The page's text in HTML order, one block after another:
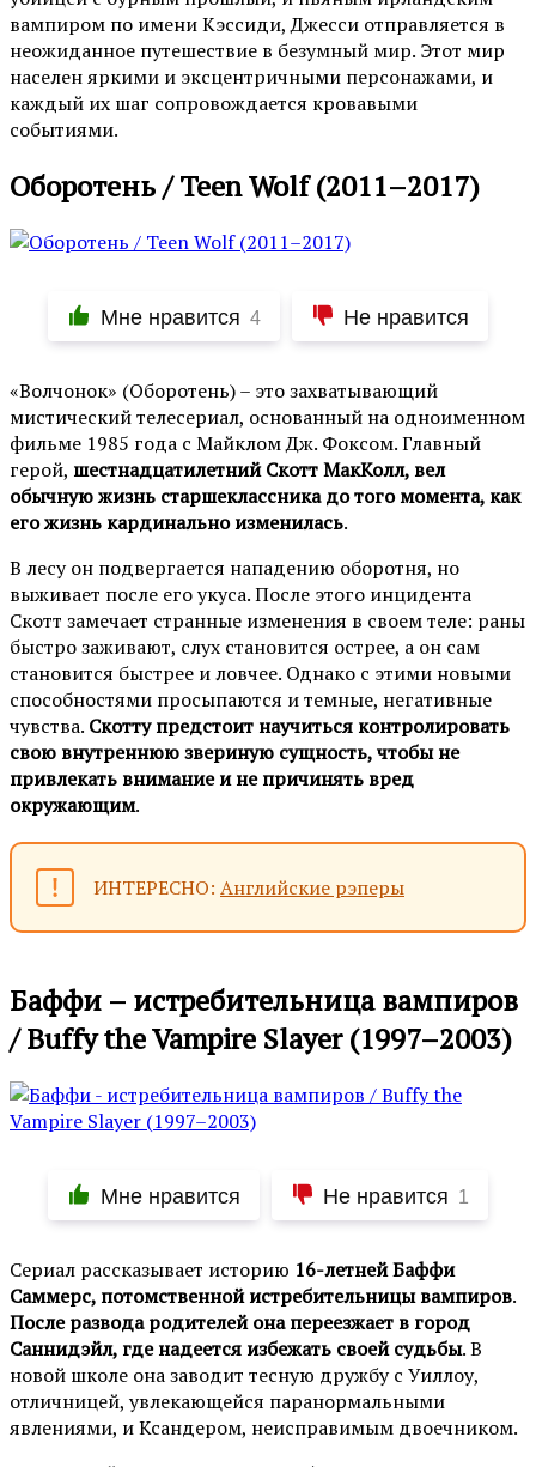
вампиром по имени Кэссиди, Джесси отправляется в
неожиданное путешествие в безумный мир. Этот мир
населен яркими и эксцентричными персонажами, и
каждый их шаг сопровождается кровавыми
событиями.
Оборотень / Teen Wolf (2011–2017)
Мне нравится 4 Не нравится
«Волчонок» (Оборотень) – это захватывающий
мистический телесериал, основанный на одноименном
фильме 1985 года с Майклом Дж. Фоксом. Главный
герой, шестнадцатилетний Скотт МакКолл, вел
обычную жизнь старшеклассника до того момента, как
его жизнь кардинально изменилась.
В лесу он подвергается нападению оборотня, но
выживает после его укуса. После этого инцидента
Скотт замечает странные изменения в своем теле: раны
быстро заживают, слух становится острее, а он сам
становится быстрее и ловчее. Однако с этими новыми
способностями просыпаются и темные, негативные
чувства. Скотту предстоит научиться контролировать
свою внутреннюю звериную сущность, чтобы не
привлекать внимание и не причинять вред
окружающим.
ИНТЕРЕСНО: Английские рэперы
Баффи – истребительница вампиров
/ Buffy the Vampire Slayer (1997–2003)
Мне нравится Не нравится 1
Сериал рассказывает историю 16-летней Баффи
Саммерс, потомственной истребительницы вампиров.
После развода родителей она переезжает в город
Саннидэйл, где надеется избежать своей судьбы. В
новой школе она заводит тесную дружбу с Уиллоу,
отличницей, увлекающейся паранормальными
явлениями, и Ксандером, неисправимым двоечником.